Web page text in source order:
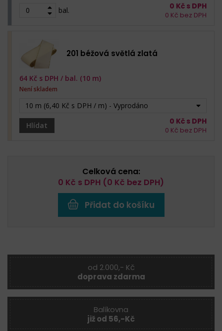
bal. 0 Kč s DPH
0 Kč bez DPH
201 béžová světlá zlatá
10 m (6,40 Kč s DPH / m) - Vyprodáno
Hlídat
64 Kč s DPH / bal. (10 m)
Není skladem
0 Kč s DPH
0 Kč bez DPH
Celková cena:
0 Kč s DPH (0 Kč bez DPH)
Přidat do košíku
od 2.000,- Kč
doprava zdarma
Balíkovna
již od 56,-Kč